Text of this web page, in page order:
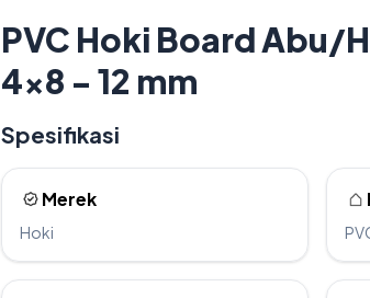
PVC Hoki Board Abu/
4x8 - 12 mm
Spesifikasi
Merek
Hoki